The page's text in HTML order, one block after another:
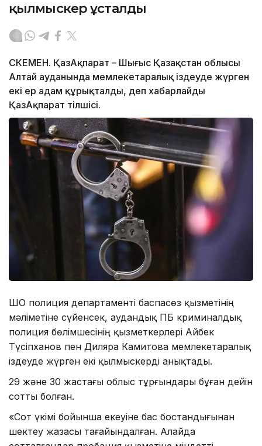
қылмыскер ұсталды
ӨСКЕМЕН. ҚазАқпарат – Шығыс Қазақстан облысы
Алтай ауданында мемлекетаралық іздеуде жүрген
екі ер адам құрықталды, деп хабарлайды
ҚазАқпарат тілшісі.
ШҚО полиция департаменті баспасөз қызметінің
мәліметіне сүйенсек, аудандық ПБ криминалдық
полиция бөлімшесінің қызметкерлері Айбек
Түсіпханов пен Диляра Камитова мемлекетаралық
іздеуде жүрген екі қылмыскерді анықтады.
29 және 30 жастағы облыс тұрғындары бұған дейін
сотты болған.
«Сот үкімі бойынша екеуіне бас бостандығынан
шектеу жазасы тағайындалған. Алайда